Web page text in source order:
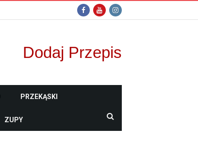
Dodaj Przepis
PRZEKĄSKI
ZUPY